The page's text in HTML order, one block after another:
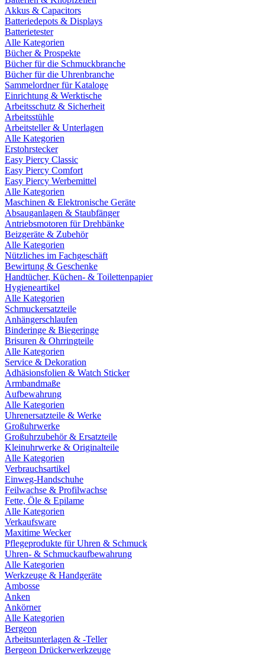
Akkus & Capacitors
Batteriedepots & Displays
Batterietester
Alle Kategorien
Bücher & Prospekte
Bücher für die Schmuckbranche
Bücher für die Uhrenbranche
Sammelordner für Kataloge
Einrichtung & Werktische
Arbeitsschutz & Sicherheit
Arbeitsstühle
Arbeitsteller & Unterlagen
Alle Kategorien
Erstohrstecker
Easy Piercy Classic
Easy Piercy Comfort
Easy Piercy Werbemittel
Alle Kategorien
Maschinen & Elektronische Geräte
Absauganlagen & Staubfänger
Antriebsmotoren für Drehbänke
Beizgeräte & Zubehör
Alle Kategorien
Nützliches im Fachgeschäft
Bewirtung & Geschenke
Handtücher, Küchen- & Toilettenpapier
Hygieneartikel
Alle Kategorien
Schmuckersatzteile
Anhängerschlaufen
Binderinge & Biegeringe
Brisuren & Ohrringteile
Alle Kategorien
Service & Dekoration
Adhäsionsfolien & Watch Sticker
Armbandmaße
Aufbewahrung
Alle Kategorien
Uhrenersatzteile & Werke
Großuhrwerke
Großuhrzubehör & Ersatzteile
Kleinuhrwerke & Originalteile
Alle Kategorien
Verbrauchsartikel
Einweg-Handschuhe
Feilwachse & Profilwachse
Fette, Öle & Epilame
Alle Kategorien
Verkaufsware
Maxitime Wecker
Pflegeprodukte für Uhren & Schmuck
Uhren- & Schmuckaufbewahrung
Alle Kategorien
Werkzeuge & Handgeräte
Ambosse
Anken
Ankörner
Alle Kategorien
Bergeon
Arbeitsunterlagen & -Teller
Bergeon Drückerwerkzeuge